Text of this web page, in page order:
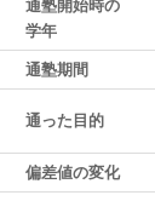
通塾開始時の
学年
通塾期間
通った目的
偏差値の変化